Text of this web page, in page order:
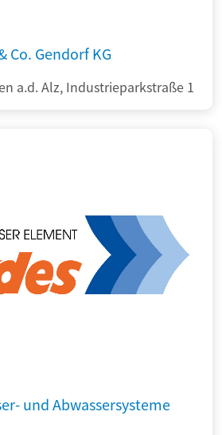
Co. Gendorf KG
a.d. Alz, Industrieparkstraße 1
und Abwassersysteme